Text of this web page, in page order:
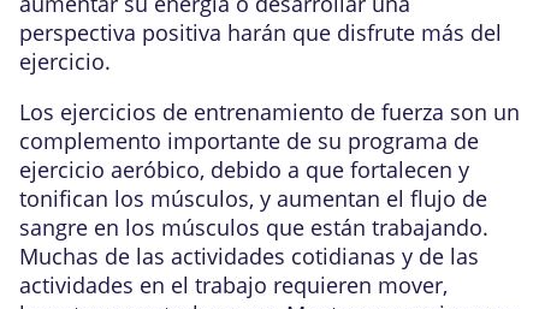
perspectiva positiva harán que disfrute más del
ejercicio.
Los ejercicios de entrenamiento de fuerza son un
complemento importante de su programa de
ejercicio aeróbico, debido a que fortalecen y
tonifican los músculos, y aumentan el flujo de
sangre en los músculos que están trabajando.
Muchas de las actividades cotidianas y de las
actividades en el trabajo requieren mover,